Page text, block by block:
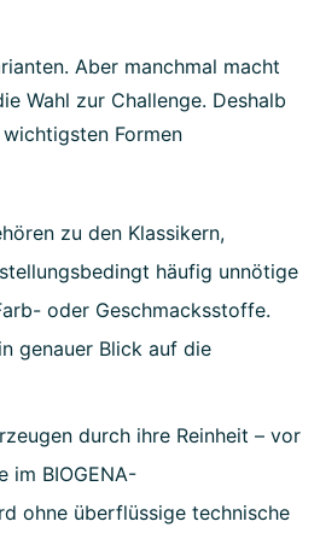
Aber manchmal macht
Wahl zur Challenge. Deshalb
Formen
zu den Klassikern,
häufig unnötige
oder Geschmacksstoffe.
genauer Blick auf die
durch ihre Reinheit – vor
im BIOGENA-
ohne überflüssige technische